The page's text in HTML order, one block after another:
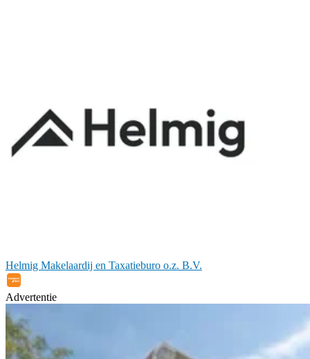
Helmig Makelaardij en Taxatieburo o.z. B.V.
Advertentie